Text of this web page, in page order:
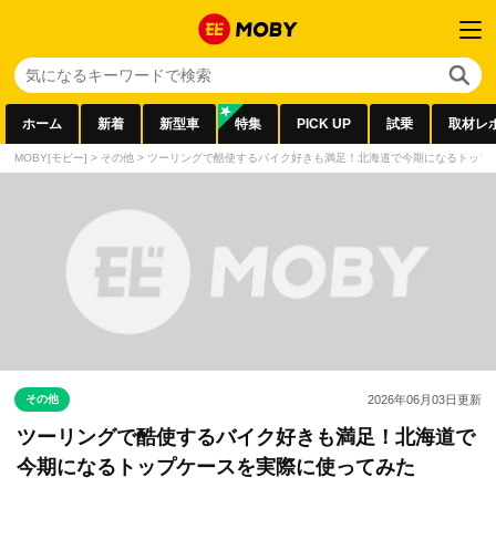
ホーム 新着 新型車 特集 PICK UP 試乗 取材レ
MOBY[モビー] > その他 > ツーリングで酷使するバイク好きも満足！北海道で今期になるトップ
その他 2026年06月03日更新
ツーリングで酷使するバイク好きも満足！北海道で
今期になるトップケースを実際に使ってみた